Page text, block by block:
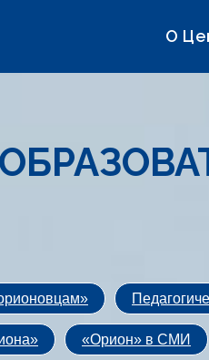
О
«Орион» в СМИ